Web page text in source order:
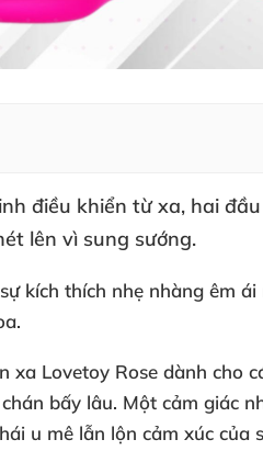
điều khiển từ xa, hai
lên vì sung sướng.
kích thích nhẹ nhàng êm ái
xa Lovetoy Rose dành cho
bấy lâu. Một cảm giác
u mê lẫn lộn cảm xúc của